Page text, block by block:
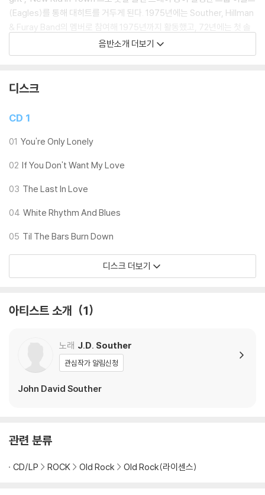
(Eagles)를 통해 대히트를 거두게 된다. 1975년에는 Souther, Hillman
& Furay Band의 멤버로 참여해 1975년까지 활동했고, 72년에는 첫 솔
로 앨범 [John David Souther]를 발표한다.
응과 대중들의 외면이라는 상반된 결과를 낳았던 전례에서 벗어나 평단과
백보컬로 잭슨 브라운(Jackson Brown)이 참여했고, 오늘날까지 라디
로 꼽힌다. 사랑스런 발라드 'White Rhythm and Blues', 이글스 멤버 출
illman & Furay Band 시절 히트곡인 'Trouble In Paradise'의 솔로버전
등 팝, 록, 컨트리가 절묘하게 배합된 명 앨범으로 아직까지도 국내팬들에
음반소개 더보기
디스크
CD 1
01 You're Only Lonely
02 If You Don't Want My Love
03 The Last In Love
04 White Rhythm And Blues
05 Til The Bars Burn Down
디스크 더보기
아티스트 소개 1
노래 J.D. Souther
관심작가 알림신청
John David Souther
관련 분류
CD/LP ROCK Old Rock Old Rock(라이센스)